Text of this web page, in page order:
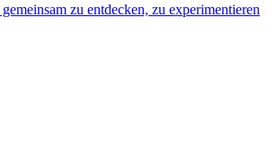
zu entdecken, zu experimentieren